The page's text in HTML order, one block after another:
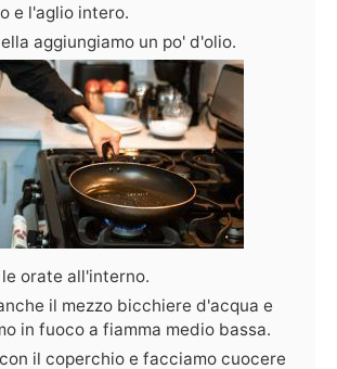
e l'aglio intero.
aggiungiamo un po' d'olio.
orate all'interno.
il mezzo bicchiere d'acqua e
in fuoco a fiamma medio bassa.
il coperchio e facciamo cuocere